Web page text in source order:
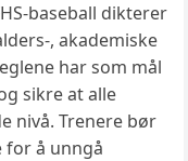
baseball dikterer
, akademiske
har som mål
sikre at alle
nivå. Trenere bør
for å unngå